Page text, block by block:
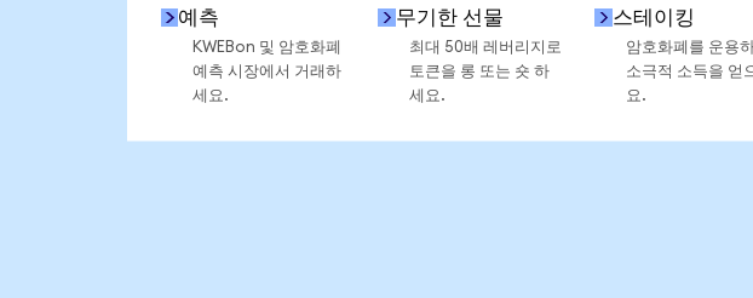
예측
KWEBon 및 암호화폐
예측 시장에서 거래하
세요.
무기한 선물
최대 50배 레버리지로
토큰을 롱 또는 숏 하
세요.
스테이킹
암호화폐를 운용
소극적 소득을 얻
요.